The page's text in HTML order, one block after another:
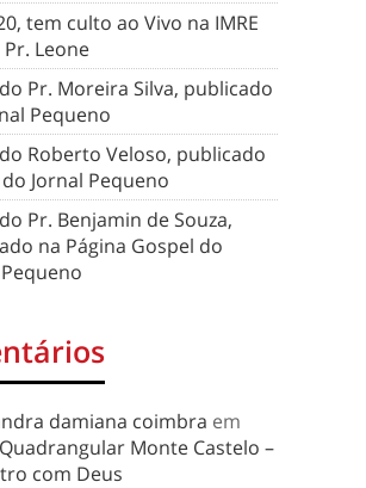
tem culto ao Vivo na IMRE
Leone
Pr. Moreira Silva, publicado
Pequeno
Roberto Veloso, publicado
Jornal Pequeno
Pr. Benjamin de Souza,
na Página Gospel do
damiana coimbra em
Monte Castelo –
com Deus